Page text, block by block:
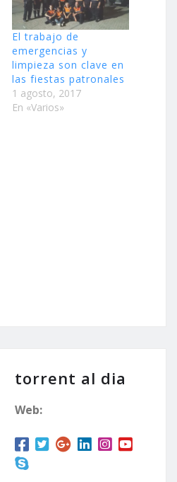
El trabajo de
emergencias y
limpieza son clave en
las fiestas patronales
1 agosto, 2017
En «Varios»
torrent al dia
Web: